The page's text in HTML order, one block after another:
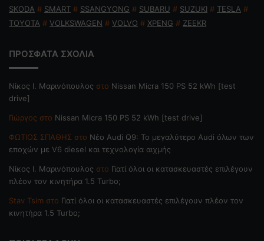
SKODA # SMART # SSANGYONG # SUBARU # SUZUKI # TESLA #
TOYOTA # VOLKSWAGEN # VOLVO # XPENG # ZEEKR
ΠΡΟΣΦΑΤΑ ΣΧΟΛΙΑ
Nίκος Ι. Mαρινόπουλος στο Nissan Micra 150 PS 52 kWh [test
drive]
Γιώργος στο Nissan Micra 150 PS 52 kWh [test drive]
ΦΩΤΙΟΣ ΣΠΑΘΗΣ στο Νέο Audi Q9: Το μεγαλύτερο Audi όλων των
εποχών με V6 diesel και τεχνολογία αιχμής
Nίκος Ι. Mαρινόπουλος στο Γιατί όλοι οι κατασκευαστές επιλέγουν
πλέον τον κινητήρα 1.5 Turbo;
Stav Tsim στο Γιατί όλοι οι κατασκευαστές επιλέγουν πλέον τον
κινητήρα 1.5 Turbo;